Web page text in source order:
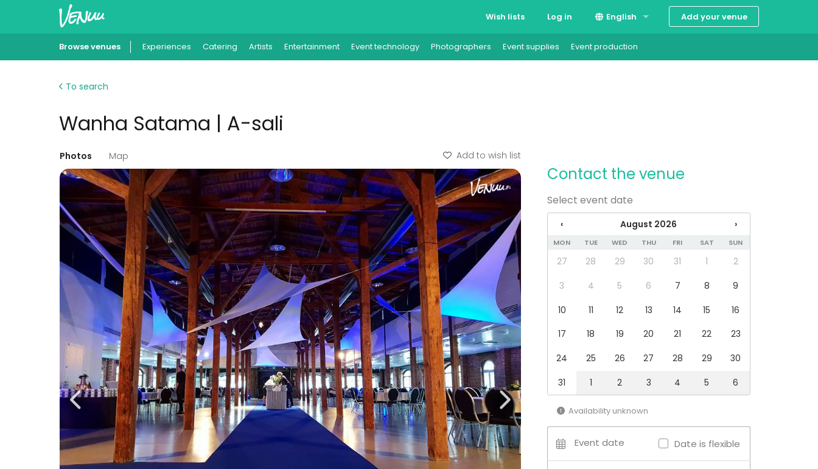
Wish lists Log in English
Suomi
Add your venue
Browse venues Experiences Catering Artists Entertainment Event technology Photographers Event supplies Event production
To search
Wanha Satama | A-sali
Photos Map Add to wish list
Contact the venue
Select event date
‹ August 2026 ›
MON TUE WED THU FRI SAT SUN
27 28 29 30 31 1
2
3
4 5 6 7 8
9
10
11 12 13 14 15
16
17
18 19 20 21 22
23
24
25 26 27 28 29
30
31
1 2 3 4 5 6
Availability unknown
Event date Date is flexible